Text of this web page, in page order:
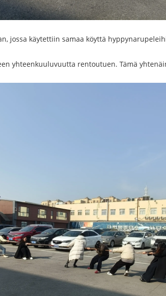
jossa käytettiin samaa köyttä
yhteenkuuluvuutta rentoutuen. Tämä